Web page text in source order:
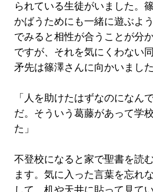
られている生徒がいました。
かばうためにも一緒に遊ぶよ
でみると相性が合うことが分
ですが、それを気にくわない
矛先は篠澤さんに向かいました
「人を助けたはずなのになん
だ。そういう葛藤があって学
た」
不登校になると家で聖書を読
ます。気に入った言葉を忘れ